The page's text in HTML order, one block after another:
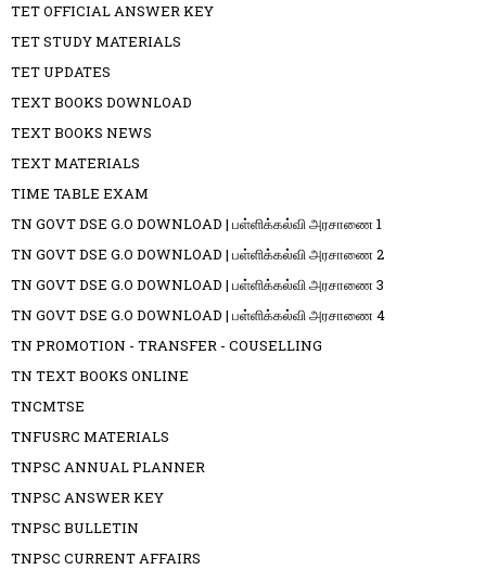
TET OFFICIAL ANSWER KEY
TET STUDY MATERIALS
TET UPDATES
TEXT BOOKS DOWNLOAD
TEXT BOOKS NEWS
TEXT MATERIALS
TIME TABLE EXAM
TN GOVT DSE G.O DOWNLOAD | பள்ளிக்கல்வி அரசாணை 1
TN GOVT DSE G.O DOWNLOAD | பள்ளிக்கல்வி அரசாணை 2
TN GOVT DSE G.O DOWNLOAD | பள்ளிக்கல்வி அரசாணை 3
TN GOVT DSE G.O DOWNLOAD | பள்ளிக்கல்வி அரசாணை 4
TN PROMOTION - TRANSFER - COUSELLING
TN TEXT BOOKS ONLINE
TNCMTSE
TNFUSRC MATERIALS
TNPSC ANNUAL PLANNER
TNPSC ANSWER KEY
TNPSC BULLETIN
TNPSC CURRENT AFFAIRS